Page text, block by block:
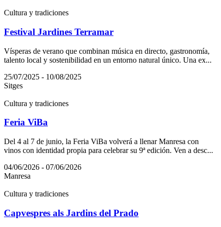
Cultura y tradiciones
Festival Jardines Terramar
Vísperas de verano que combinan música en directo, gastronomía,
talento local y sostenibilidad en un entorno natural único. Una ex...
25/07/2025 - 10/08/2025
Sitges
Cultura y tradiciones
Feria ViBa
Del 4 al 7 de junio, la Feria ViBa volverá a llenar Manresa con
vinos con identidad propia para celebrar su 9ª edición. Ven a desc...
04/06/2026 - 07/06/2026
Manresa
Cultura y tradiciones
Capvespres als Jardins del Prado